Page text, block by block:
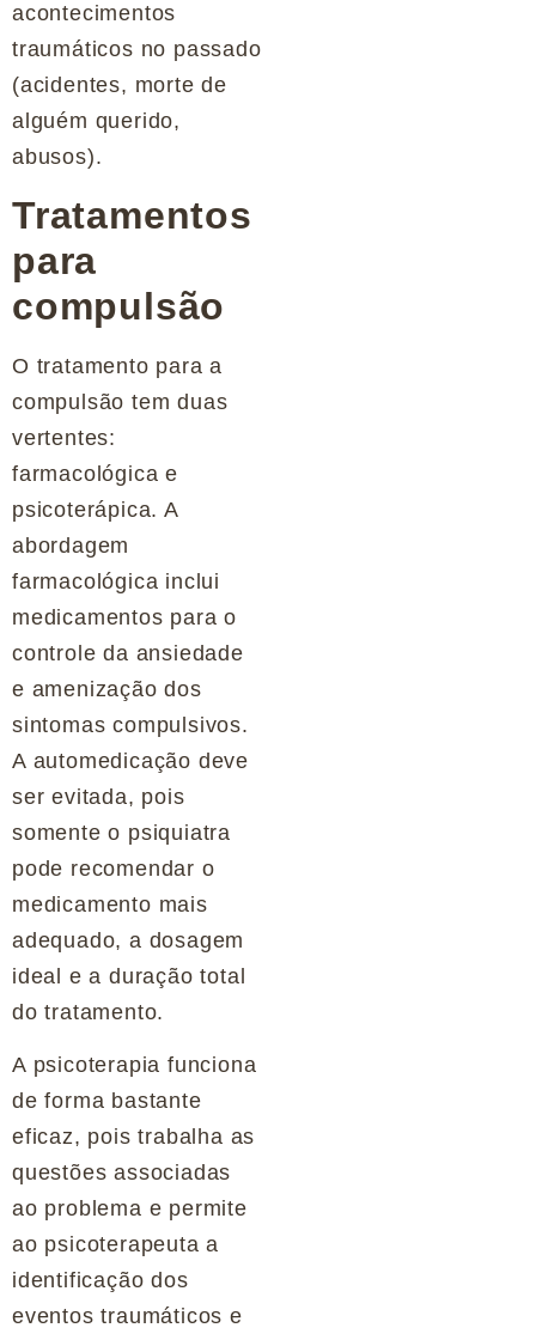
acontecimentos
traumáticos no passado
(acidentes, morte de
alguém querido,
abusos).
Tratamentos
para
compulsão
O tratamento para a
compulsão tem duas
vertentes:
farmacológica e
psicoterápica. A
abordagem
farmacológica inclui
medicamentos para o
controle da ansiedade
e amenização dos
sintomas compulsivos.
A automedicação deve
ser evitada, pois
somente o psiquiatra
pode recomendar o
medicamento mais
adequado, a dosagem
ideal e a duração total
do tratamento.
A psicoterapia funciona
de forma bastante
eficaz, pois trabalha as
questões associadas
ao problema e permite
ao psicoterapeuta a
identificação dos
eventos traumáticos e